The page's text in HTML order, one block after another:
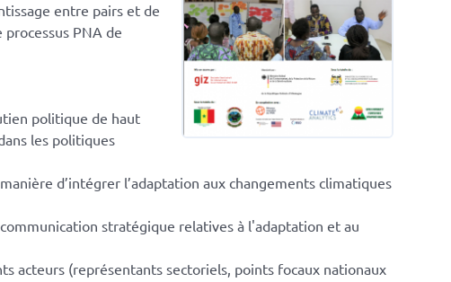
entre pairs et de
PNA de
politique de haut
les politiques
d’intégrer l’adaptation aux changements climatiques
stratégique relatives à l'adaptation et au
acteurs (représentants sectoriels, points focaux nationaux